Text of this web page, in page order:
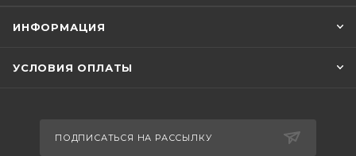
ИНФОРМАЦИЯ
УСЛОВИЯ ОПЛАТЫ
ПОДПИСАТЬСЯ НА РАССЫЛКУ